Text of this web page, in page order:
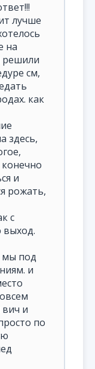
лучше
на
решили
см,
как
здесь,
и
рожать,
с
выход.
мы под
и
и
по